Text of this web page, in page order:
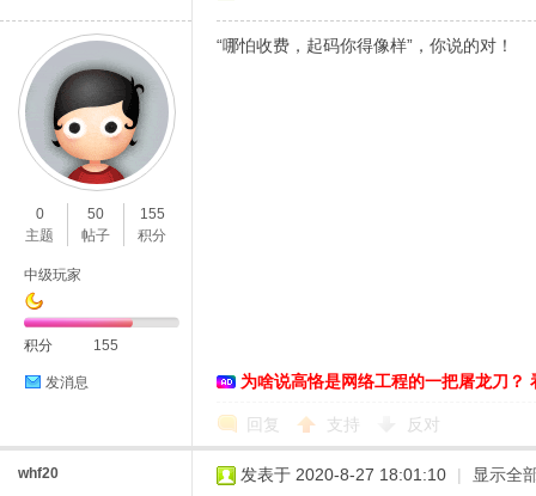
0
主题
50
帖子
155
积分
中级玩家
积分 155
发消息
“哪怕收费，起码你得像样”，你说的对！
为啥说高恪是网络工程的一把屠龙刀？
回复 支持 反对
whf20 发表于 2020-8-27 18:01:10 | 显示全